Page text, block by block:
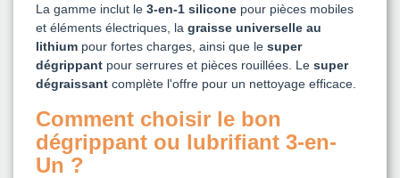
La gamme inclut le 3-en-1 silicone pour pièces mobiles
et éléments électriques, la graisse universelle au
lithium pour fortes charges, ainsi que le super
dégrippant pour serrures et pièces rouillées. Le super
dégraissant complète l'offre pour un nettoyage efficace.
Comment choisir le bon
dégrippant ou lubrifiant 3-en-
Un ?